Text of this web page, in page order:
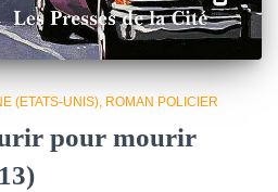
(ETATS-UNIS) ROMAN POLICIER
pour mourir